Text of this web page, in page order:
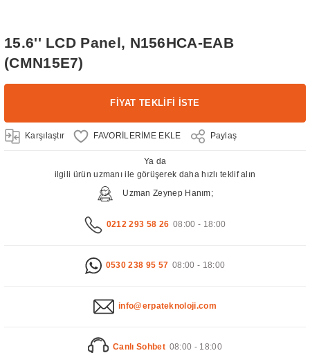
15.6'' LCD Panel, N156HCA-EAB
(CMN15E7)
FİYAT TEKLİFİ İSTE
Karşılaştır Paylaş
Ya da
ilgili ürün uzmanı ile görüşerek daha hızlı teklif alın
Uzman Zeynep Hanım;
0212 293 58 26 08:00 - 18:00
0530 238 95 57 08:00 - 18:00
info@erpateknoloji.com
Canlı Sohbet 08:00 - 18:00